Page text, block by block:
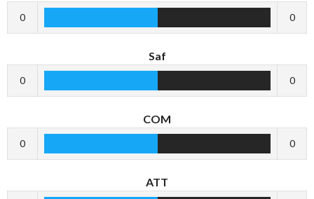
0 0
Saf
0 0
COM
0 0
ATT